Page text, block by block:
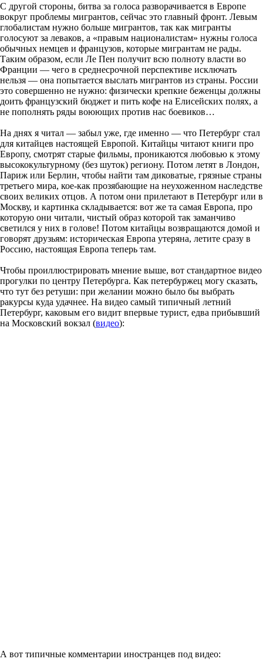
С другой стороны, битва за голоса разворачивается в Европе
вокруг проблемы мигрантов, сейчас это главный фронт. Левым
глобалистам нужно больше мигрантов, так как мигранты
голосуют за леваков, а «правым националистам» нужны голоса
обычных немцев и французов, которые мигрантам не рады.
Таким образом, если Ле Пен получит всю полноту власти во
Франции — чего в среднесрочной перспективе исключать
нельзя — она попытается выслать мигрантов из страны. России
это совершенно не нужно: физически крепкие беженцы должны
доить французский бюджет и пить кофе на Елисейских полях, а
не пополнять ряды воюющих против нас боевиков…
На днях я читал — забыл уже, где именно — что Петербург стал
для китайцев настоящей Европой. Китайцы читают книги про
Европу, смотрят старые фильмы, проникаются любовью к этому
высококультурному (без шуток) региону. Потом летят в Лондон,
Париж или Берлин, чтобы найти там диковатые, грязные страны
третьего мира, кое-как прозябающие на неухоженном наследстве
своих великих отцов. А потом они прилетают в Петербург или в
Москву, и картинка складывается: вот же та самая Европа, про
которую они читали, чистый образ которой так заманчиво
светился у них в голове! Потом китайцы возвращаются домой и
говорят друзьям: историческая Европа утеряна, летите сразу в
Россию, настоящая Европа теперь там.
Чтобы проиллюстрировать мнение выше, вот стандартное видео
прогулки по центру Петербурга. Как петербуржец могу сказать,
что тут без ретуши: при желании можно было бы выбрать
ракурсы куда удачнее. На видео самый типичный летний
Петербург, каковым его видит впервые турист, едва прибывший
на Московский вокзал (видео):
А вот типичные комментарии иностранцев под видео: